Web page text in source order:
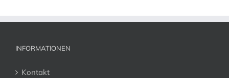
INFORMATIONEN
Kontakt